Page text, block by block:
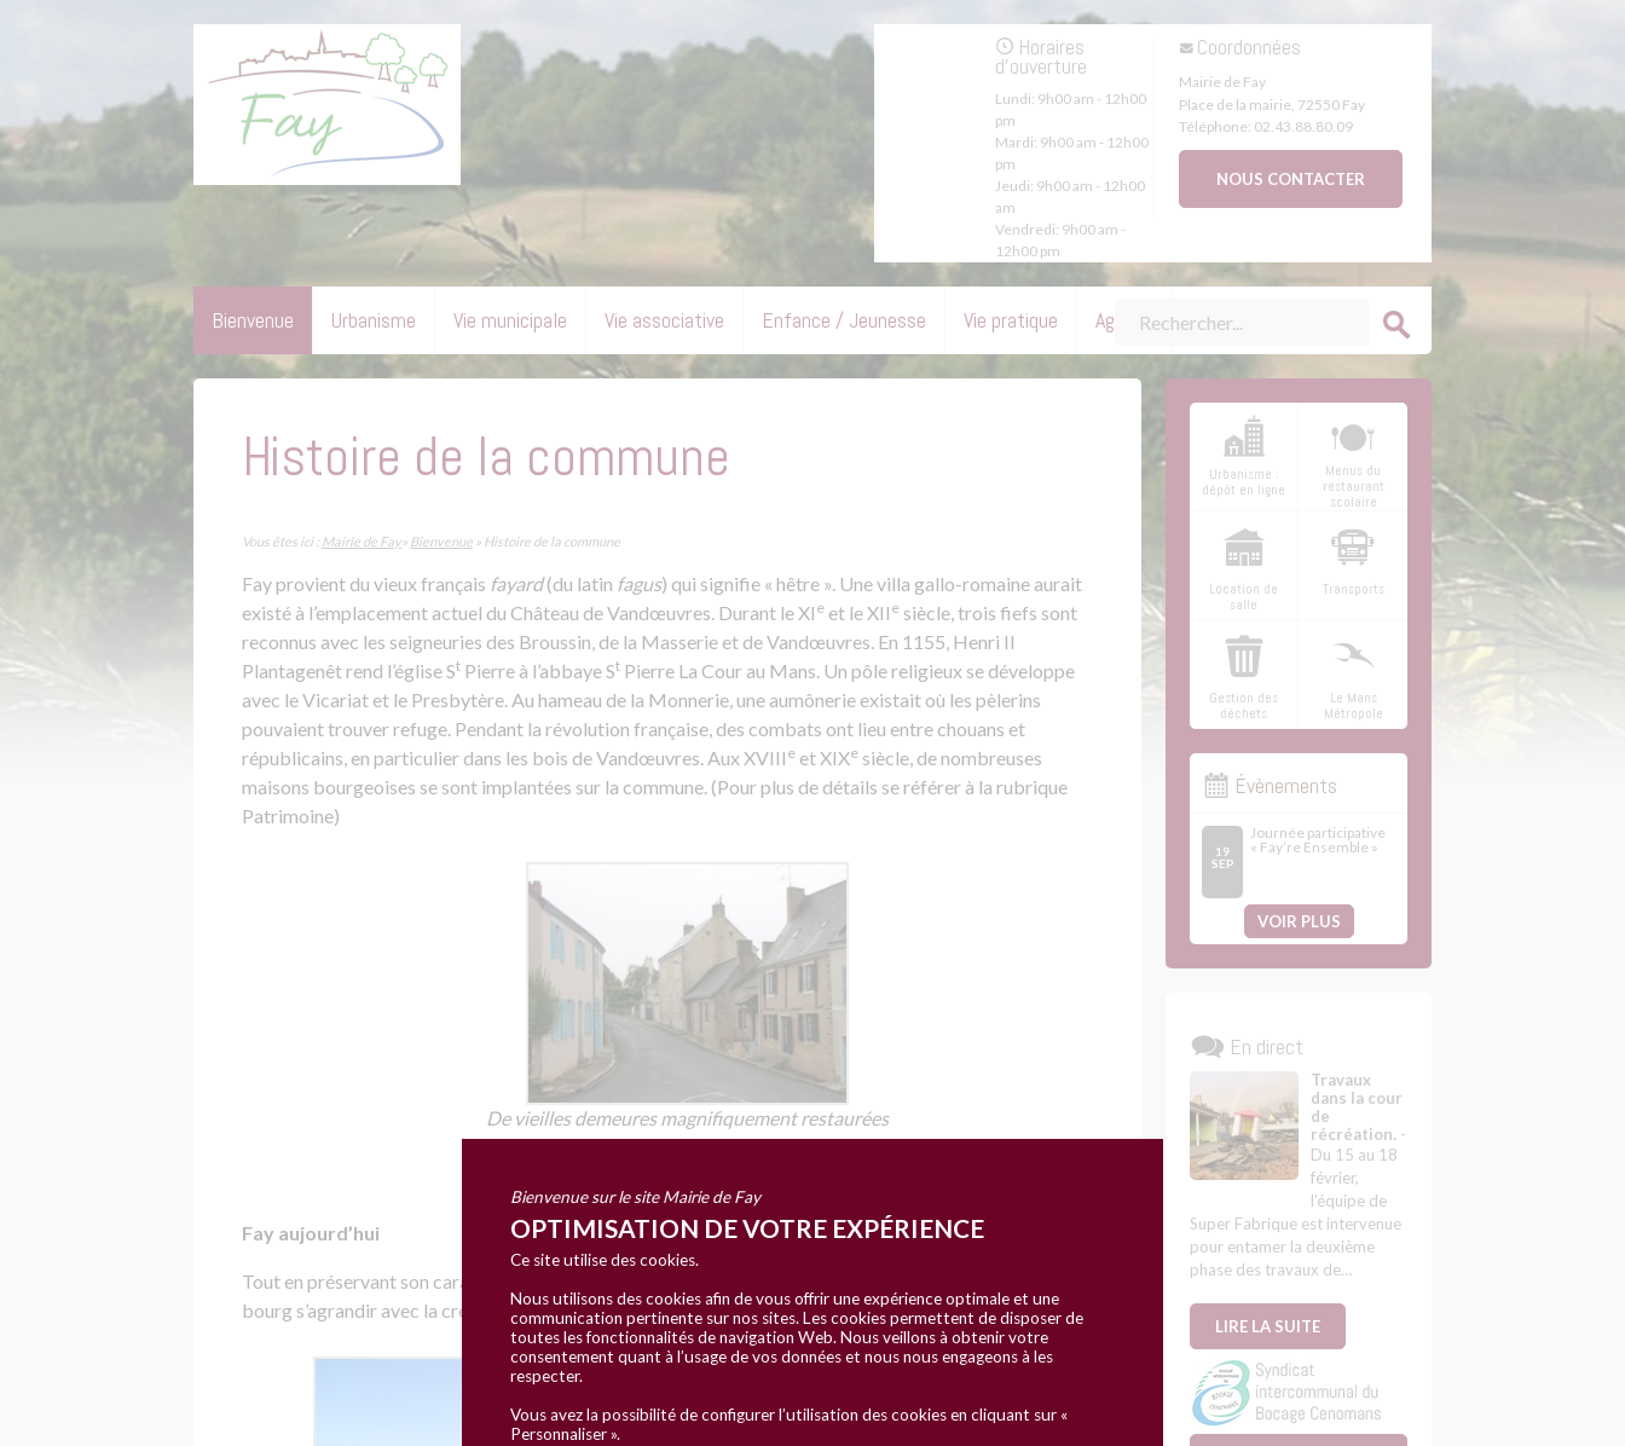
Horaires
d'ouverture
Lundi: 9h00 am - 12h00
pm
Mardi: 9h00 am - 12h00
pm
Jeudi: 9h00 am - 12h00
am
Vendredi: 9h00 am -
12h00 pm
Coordonnées
Mairie de Fay
Place de la mairie, 72550 Fay
Téléphone: 02.43.88.80.09
NOUS CONTACTER
Bienvenue Urbanisme Vie municipale Vie associative Enfance / Jeunesse Vie pratique Agenda
Histoire de la commune
Vous êtes ici : Mairie de Fay» Bienvenue » Histoire de la commune
Fay provient du vieux français fayard(du latin fagus) qui signifie « hêtre ». Une villa gallo-romaine aurait
existé à l’emplacement actuel du Château de Vandœuvres. Durant le XI e et le XII e siècle, trois fiefs sont
reconnus avec les seigneuries des Broussin, de la Masserie et de Vandœuvres. En 1155, Henri II
Plantagenêt rend l’église St Pierre à l’abbaye St Pierre La Cour au Mans. Un pôle religieux se développe
avec le Vicariat et le Presbytère. Au hameau de la Monnerie, une aumônerie existait où les pèlerins
pouvaient trouver refuge. Pendant la révolution française, des combats ont lieu entre chouans et
républicains, en particulier dans les bois de Vandœuvres. Aux XVIII e et XIXe siècle, de nombreuses
maisons bourgeoises se sont implantées sur la commune. (Pour plus de détails se référer à la rubrique
Patrimoine)
De vieilles demeures magnifiquement restaurées
Fay aujourd’hui
Tout en préservant son caractère historique à la ruralité marquée, la commune a vu récemment son
bourg s’agrandir avec la création du lotissement du Vicariat et l’extension du secteur d’Aigreville.
Urbanisme :
dépôt en ligne
Menus du
restaurant
scolaire
Location de
salle
Transports
Gestion des
déchets
Le Mans
Métropole
Évènements
19
SEP
Journée participative
« Fay’re Ensemble »
VOIR PLUS
En direct
Travaux
dans la cour
de
récréation. -
Du 15 au 18
février,
l’équipe de
Super Fabrique est intervenue
pour entamer la deuxième
phase des travaux de…
LIRE LA SUITE
Bienvenue sur le site Mairie de Fay
OPTIMISATION DE VOTRE EXPÉRIENCE
Ce site utilise des cookies.
Nous utilisons des cookies afin de vous offrir une expérience optimale et une
communication pertinente sur nos sites. Les cookies permettent de disposer de
toutes les fonctionnalités de navigation Web. Nous veillons à obtenir votre
consentement quant à l’usage de vos données et nous nous engageons à les
respecter.
Vous avez la possibilité de configurer l’utilisation des cookies en cliquant sur «
Personnaliser ».